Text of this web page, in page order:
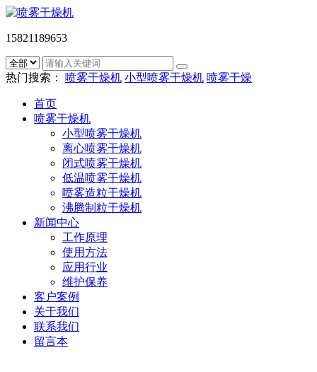
15821189653
热门搜索： 喷雾干燥机 小型喷雾干燥机 喷雾干燥
首页
喷雾干燥机
小型喷雾干燥机
离心喷雾干燥机
闭式喷雾干燥机
低温喷雾干燥机
喷雾造粒干燥机
沸腾制粒干燥机
新闻中心
工作原理
使用方法
应用行业
维护保养
客户案例
关于我们
联系我们
留言本